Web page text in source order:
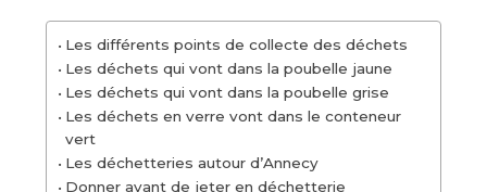
Les différents points de collecte des déchets
Les déchets qui vont dans la poubelle jaune
Les déchets qui vont dans la poubelle grise
Les déchets en verre vont dans le conteneur
vert
Les déchetteries autour d’Annecy
Donner avant de jeter en déchetterie